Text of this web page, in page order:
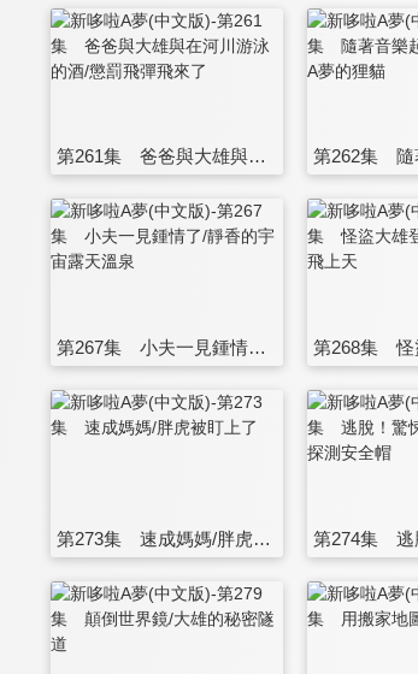
第261集 爸爸與大雄與在河川游泳的酒/懲罰飛彈飛來了
第267集 小夫一見鍾情了/靜香的宇宙露天溫泉
第273集 速成媽媽/胖虎被盯上了